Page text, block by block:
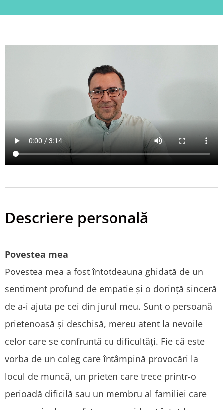
Descriere personală
Povestea mea
Povestea mea a fost întotdeauna ghidată de un
sentiment profund de empatie și o dorință sinceră
de a-i ajuta pe cei din jurul meu. Sunt o persoană
prietenoasă și deschisă, mereu atent la nevoile
celor care se confruntă cu dificultăți. Fie că este
vorba de un coleg care întâmpină provocări la
locul de muncă, un prieten care trece printr-o
perioadă dificilă sau un membru al familiei care